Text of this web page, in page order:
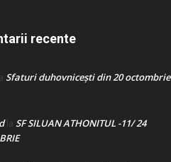
recente
Sfaturi duhovnicești din 20 octombrie
la SF SILUAN ATHONITUL -11/ 24